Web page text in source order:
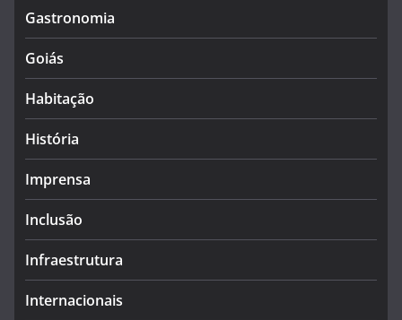
Gastronomia
Goiás
Habitação
História
Imprensa
Inclusão
Infraestrutura
Internacionais